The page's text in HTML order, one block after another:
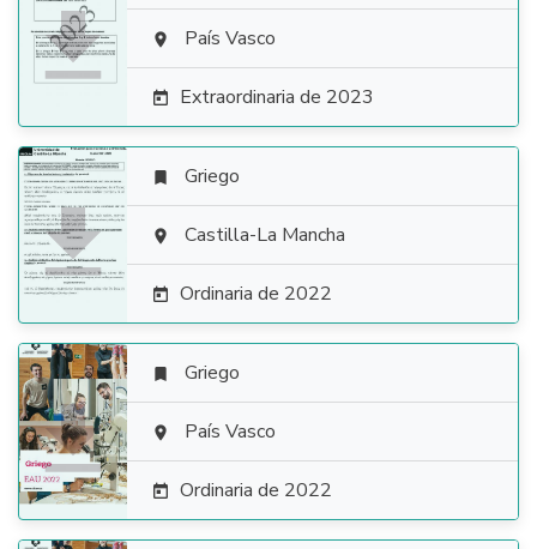
  País Vasco
 Extraordinaria de 2023

 Griego
 Castilla-La Mancha
 Ordinaria de 2022

 Griego
 País Vasco
 Ordinaria de 2022